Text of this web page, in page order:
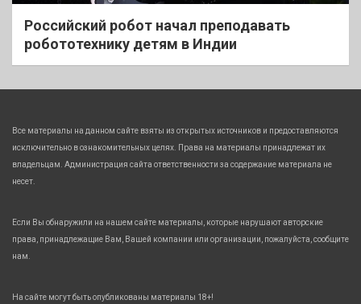
Российский робот начал преподавать
робототехнику детям в Индии
Все материалы на данном сайте взяты из открытых источников и предоставляются
исключительно в ознакомительных целях. Права на материалы принадлежат их
владельцам. Администрация сайта ответственности за содержание материала не
несет.
Если Вы обнаружили на нашем сайте материалы, которые нарушают авторские
права, принадлежащие Вам, Вашей компании или организации, пожалуйста, сообщите
нам.
На сайте могут быть опубликованы материалы 18+!